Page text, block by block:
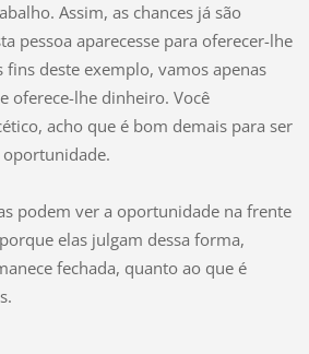
Assim, as chances já são
pessoa aparecesse para oferecer-lhe
fins deste exemplo, vamos apenas
oferece-lhe dinheiro. Você
acho que é bom demais para ser
oportunidade.
podem ver a oportunidade na frente
elas julgam dessa forma,
fechada, quanto ao que é